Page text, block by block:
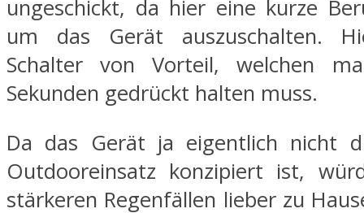
ungeschickt, da hier eine kurze
um das Gerät auszuschalten.
Schalter von Vorteil, welchen
Sekunden gedrückt halten muss.
Da das Gerät ja eigentlich nicht
Outdooreinsatz konzipiert ist,
stärkeren Regenfällen lieber zu